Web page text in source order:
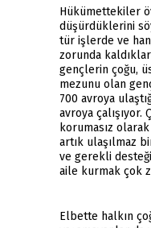
Hükümettekiler
düşürdüklerini
tür işlerde ve
zorunda
gençlerin çoğu,
mezunu olan
700 avroya
avroya çalışıyor.
korumasız
artık ulaşılmaz
ve gerekli
aile kurmak çok
Elbette halkın